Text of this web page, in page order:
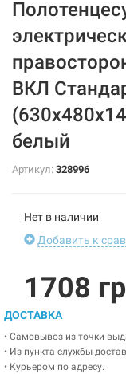
ВКЛ
белый
Артикул: 328996
Нет в наличии
Добавить к
1708
ДОСТАВКА
• Самовывоз из точки
• Из пункта службы
• Курьером по адресу.